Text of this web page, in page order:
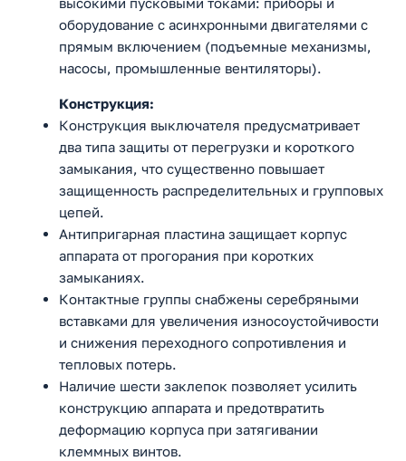
оборудование с асинхронными двигателями с
прямым включением (подъемные механизмы,
насосы, промышленные вентиляторы).
Конструкция:
Конструкция выключателя предусматривает
два типа защиты от перегрузки и короткого
замыкания, что существенно повышает
защищенность распределительных и групповых
цепей.
Антипригарная пластина защищает корпус
аппарата от прогорания при коротких
замыканиях.
Контактные группы снабжены серебряными
вставками для увеличения износоустойчивости
и снижения переходного сопротивления и
тепловых потерь.
Наличие шести заклепок позволяет усилить
конструкцию аппарата и предотвратить
деформацию корпуса при затягивании
клеммных винтов.